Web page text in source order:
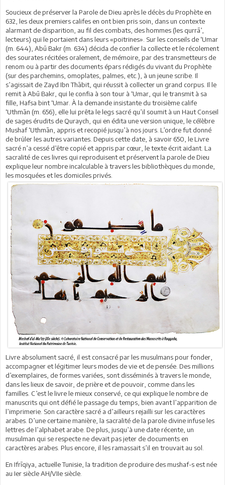
Soucieux de préserver la Parole de Dieu après le décès du Prophète en
632, les deux premiers califes en ont bien pris soin, dans un contexte
alarmant de disparition, au fil des combats, des hommes (les qurrā’,
lecteurs) qui le portaient dans leurs «poitrines». Sur les conseils de ‘Umar
(m. 644), Abū Bakr (m. 634) décida de confier la collecte et le récolement
des sourates récitées oralement, de mémoire, par des transmetteurs de
renom ou à partir des documents épars rédigés du vivant du Prophète
(sur des parchemins, omoplates, palmes, etc.), à un jeune scribe. Il
s’agissait de Zayd Ibn Thābit, qui réussit à collecter un grand corpus. Il le
remit à Abū Bakr, qui le confia à son tour à ‘Umar, qui le transmit à sa
fille, Hafsa bint ‘Umar. À la demande insistante du troisième calife
‘Uthmān (m. 656), elle lui prêta le legs sacré qu’il soumit à un Haut Conseil
de sages érudits de Quraych, qui en édita une version unique, le célèbre
Mushaf ‘Uthmān, appris et recopié jusqu’à nos jours. L’ordre fut donné
de brûler les autres variantes. Depuis cette date, à savoir 650, le Livre
sacré n’a cessé d’être copié et appris par cœur, le texte écrit aidant. La
sacralité de ces livres qui reproduisent et préservent la parole de Dieu
explique leur nombre incalculable à travers les bibliothèques du monde,
les mosquées et les domiciles privés.
Livre absolument sacré, il est consacré par les musulmans pour fonder,
accompagner et légitimer leurs modes de vie et de pensée. Des millions
d’exemplaires, de formes variées, sont disséminés à travers le monde,
dans les lieux de savoir, de prière et de pouvoir, comme dans les
familles. C’est le livre le mieux conservé, ce qui explique le nombre de
manuscrits qui ont défié le passage du temps, bien avant l’apparition de
l’imprimerie. Son caractère sacré a d’ailleurs rejailli sur les caractères
arabes. D’une certaine manière, la sacralité de la parole divine infuse les
lettres de l’alphabet arabe. De plus, jusqu’à une date récente, un
musulman qui se respecte ne devait pas jeter de documents en
caractères arabes. Plus encore, il les ramassait s’il en trouvait au sol.
En Ifrīqiya, actuelle Tunisie, la tradition de produire des mushaf-s est née
au Ier siècle AH/VIIe siècle.